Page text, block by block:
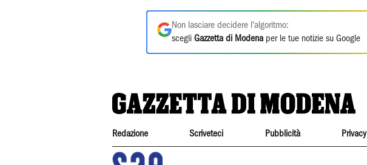
Non lasciare decidere l'algoritmo:
scegli Gazzetta di Modena per le tue notizie su Google
Redazione Scriveteci Pubblicità Privacy